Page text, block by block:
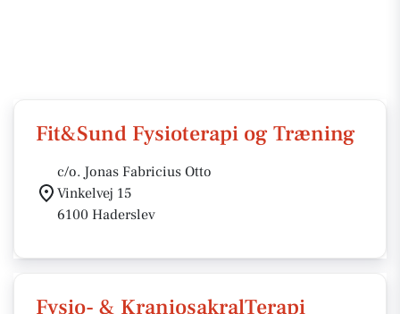
Fit&Sund Fysioterapi og Træning
c/o. Jonas Fabricius Otto
Vinkelvej 15
6100 Haderslev
Fysio- & KraniosakralTerapi